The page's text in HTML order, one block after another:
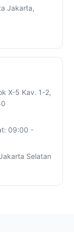
Jakarta,
X-5 Kav. 1-2,
09:00 -
Selatan